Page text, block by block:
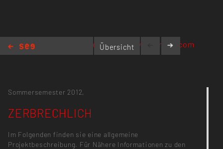
Übersicht
eierschale.wordpress.com
Sommersemester 2012,
ZERBRECHLICH
Im Folgenden finden sie eine allgemeine
Projektbeschreibung. Für Nähere Informationen zu den